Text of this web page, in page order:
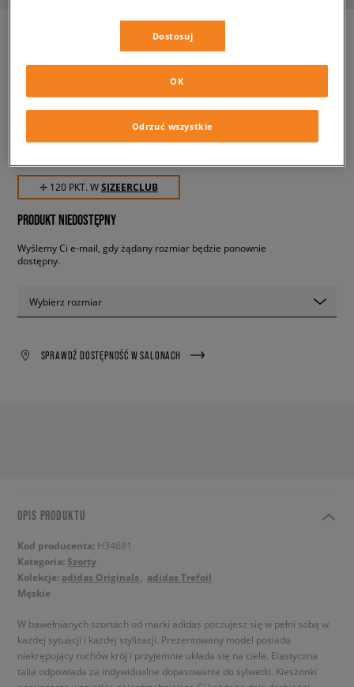
ADIDAS SZORTY ADICOLOR
męskie, szorty
✛ 120 PKT. WSIZEERCLUB
PRODUKT NIEDOSTĘPNY
Wyślemy Ci e-mail, gdy żądany rozmiar będzie ponownie
dostępny.
Wybierz rozmiar
SPRAWDŹ DOSTĘPNOŚĆ W SALONACH
OPIS PRODUKTU
Kod producenta: H34681
Kategoria: Szorty
Kolekcje: adidas Originals
adidas Trefoil
Męskie
W bawełnianych szortach od marki adidas poczujesz się w pełni sobą w
każdej sytuacji i każdej stylizacji. Prezentowany model posiada
niekrępujący ruchów krój i przyjemnie układa się na ciele. Elastyczna
talia odpowiada za indywidualne dopasowanie do sylwetki. Kieszonki
Dostosuj
Odrzuć wszystkie
OK